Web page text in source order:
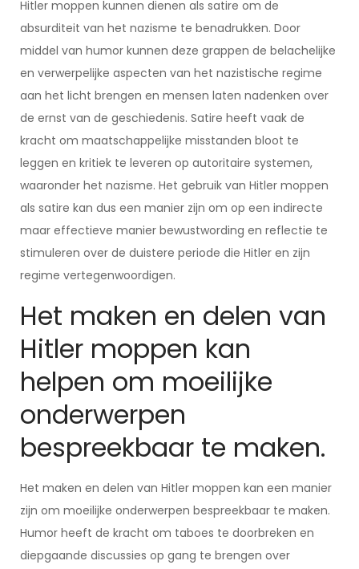
Hitler moppen kunnen dienen als satire om de
absurditeit van het nazisme te benadrukken. Door
middel van humor kunnen deze grappen de belachelijke
en verwerpelijke aspecten van het nazistische regime
aan het licht brengen en mensen laten nadenken over
de ernst van de geschiedenis. Satire heeft vaak de
kracht om maatschappelijke misstanden bloot te
leggen en kritiek te leveren op autoritaire systemen,
waaronder het nazisme. Het gebruik van Hitler moppen
als satire kan dus een manier zijn om op een indirecte
maar effectieve manier bewustwording en reflectie te
stimuleren over de duistere periode die Hitler en zijn
regime vertegenwoordigen.
Het maken en delen van
Hitler moppen kan
helpen om moeilijke
onderwerpen
bespreekbaar te maken.
Het maken en delen van Hitler moppen kan een manier
zijn om moeilijke onderwerpen bespreekbaar te maken.
Humor heeft de kracht om taboes te doorbreken en
diepgaande discussies op gang te brengen over